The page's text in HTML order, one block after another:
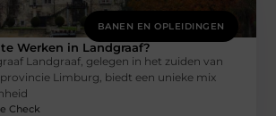
BANEN EN OPLEIDINGEN
Werken in Landgraaf?
Landgraaf, gelegen in het zuiden van
Limburg, biedt een unieke mix
Check